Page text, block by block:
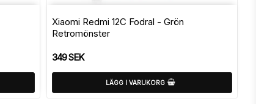
Lägg till i favoritlistan
Xiaomi Redmi 12C Fodral - Grön
Retromönster
349 SEK
LÄGG I VARUKORG